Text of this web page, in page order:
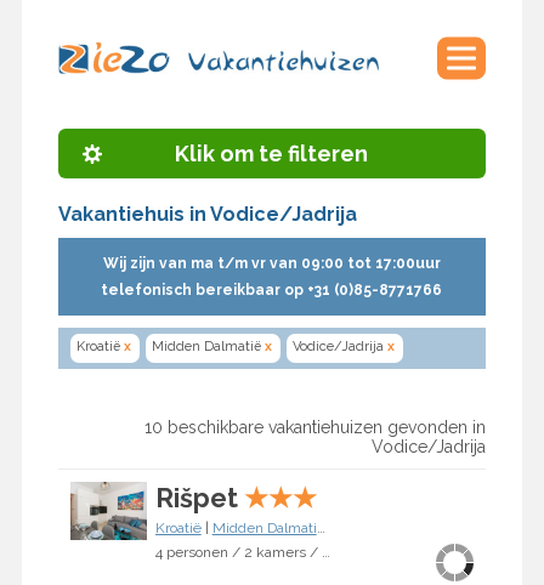
Klik om te filteren
Vakantiehuis in Vodice/Jadrija
Wij zijn van ma t/m vr van 09:00 tot 17:00uur
telefonisch bereikbaar op +31 (0)85-8771766
Kroatië x Midden Dalmatië x Vodice/Jadrija x
10 beschikbare vakantiehuizen gevonden in
Vodice/Jadrija
Rišpet ★★★
Kroatië| Midden Dalmatië
4 personen / 2 kamers / 1 slaapkamer